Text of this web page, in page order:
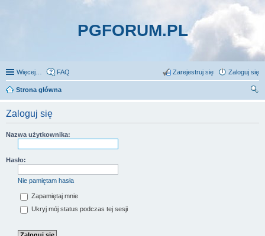
PGFORUM.PL
Więcej… FAQ Zaloguj się
Zarejestruj się
Strona główna
Zaloguj się
Nazwa użytkownika:
Hasło:
Nie pamiętam hasła
Zapamiętaj mnie
Ukryj mój status podczas tej sesji